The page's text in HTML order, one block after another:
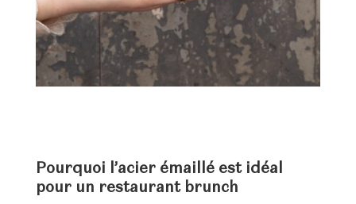
Pourquoi l’acier émaillé est idéal
pour un restaurant brunch